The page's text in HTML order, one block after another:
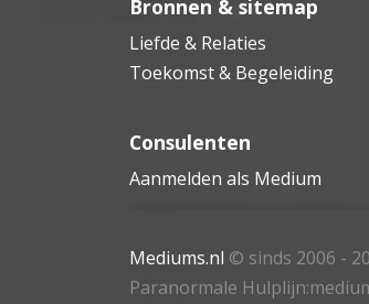
Bronnen & sitemap
Liefde & Relaties
Toekomst & Begeleiding
Consulenten
Aanmelden als Medium
Mediums.nl © sinds 2006 -
Paranormale